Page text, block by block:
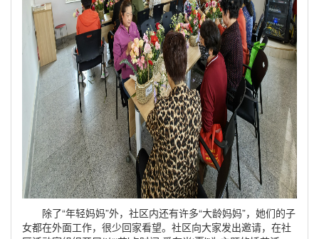
除了“年轻妈妈”外，社区内还有许多“大龄妈妈”，她们的子
女都在外面工作，很少回家看望。社区向大家发出邀请，在社